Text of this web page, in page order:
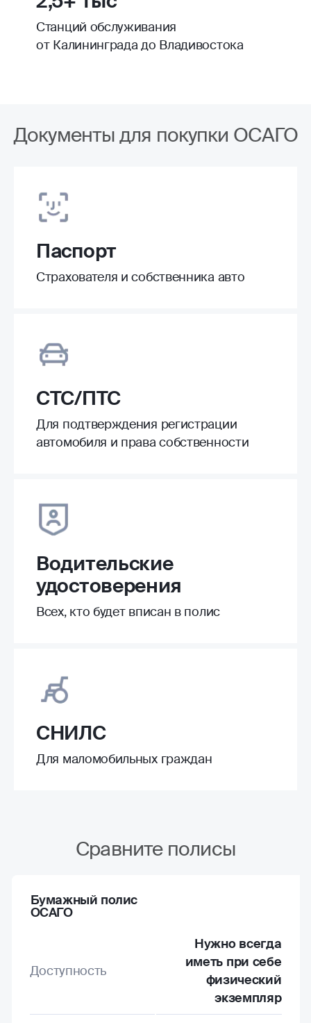
Станций обслуживания
от Калининграда до Владивостока
Документы для покупки ОСАГО
Паспорт
Страхователя и собственника авто
СТС/ПТС
Для подтверждения регистрации
автомобиля и права собственности
Водительские
удостоверения
Всех, кто будет вписан в полис
СНИЛС
Для маломобильных граждан
Сравните полисы
Бумажный полис
ОСАГО
Доступность
Нужно всегда
иметь при себе
физический
экземпляр